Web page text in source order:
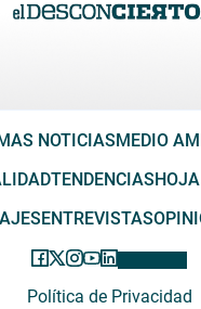
NOTICIAS MEDIO
TENDENCIAS
ENTREVISTAS
Política de Privacidad